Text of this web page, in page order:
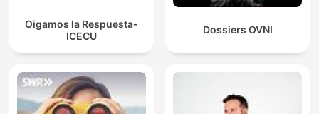
Oigamos la Respuesta-
ICECU
Dossiers OVNI